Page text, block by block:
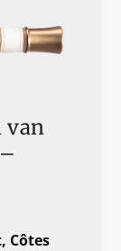
van
Côtes